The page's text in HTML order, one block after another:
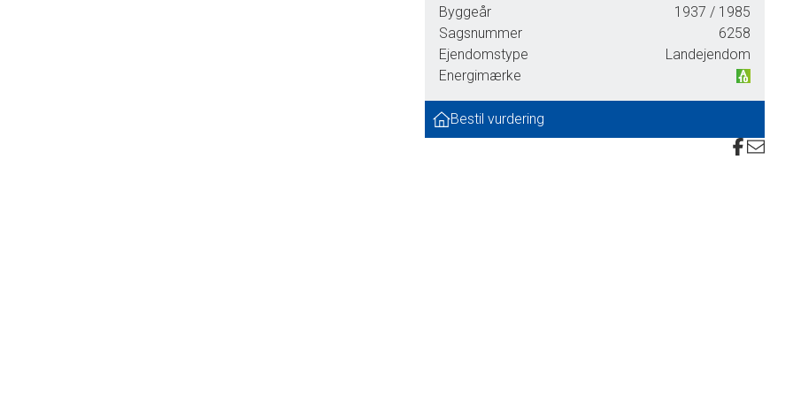
Byggeår
1937 / 1985
Sagsnummer
6258
Ejendomstype
Landejendom
Energimærke
Bestil vurdering